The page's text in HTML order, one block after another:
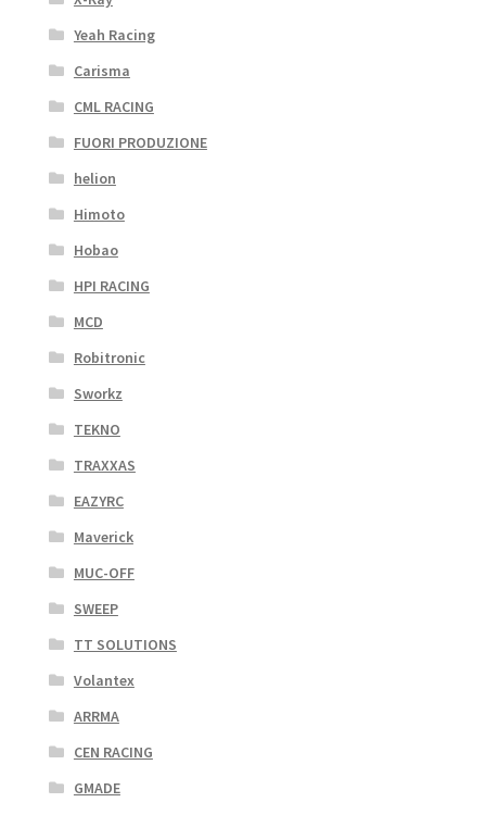
Yeah Racing
Carisma
CML RACING
FUORI PRODUZIONE
helion
Himoto
Hobao
HPI RACING
MCD
Robitronic
Sworkz
TEKNO
TRAXXAS
EAZYRC
Maverick
MUC-OFF
SWEEP
TT SOLUTIONS
Volantex
ARRMA
CEN RACING
GMADE